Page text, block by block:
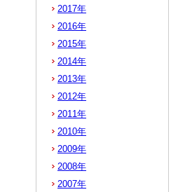
2017年
2016年
2015年
2014年
2013年
2012年
2011年
2010年
2009年
2008年
2007年